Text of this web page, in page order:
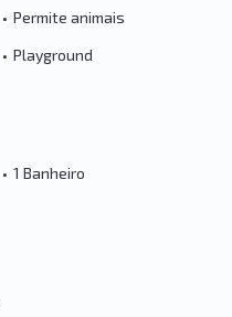
• Permite animais
• Playground
• 1 Banheiro